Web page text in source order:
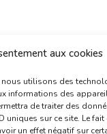
aux cookies
nous utilisons des
informations des
de traiter des
sur ce site. Le
un effet négatif sur